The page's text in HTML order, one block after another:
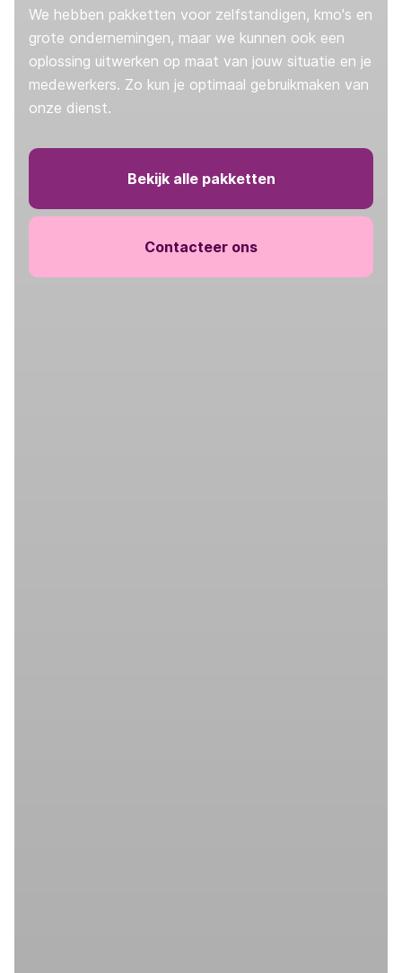
We hebben pakketten voor zelfstandigen, kmo's en
grote ondernemingen, maar we kunnen ook een
oplossing uitwerken op maat van jouw situatie en je
medewerkers. Zo kun je optimaal gebruikmaken van
onze dienst.
Bekijk alle pakketten
Contacteer ons